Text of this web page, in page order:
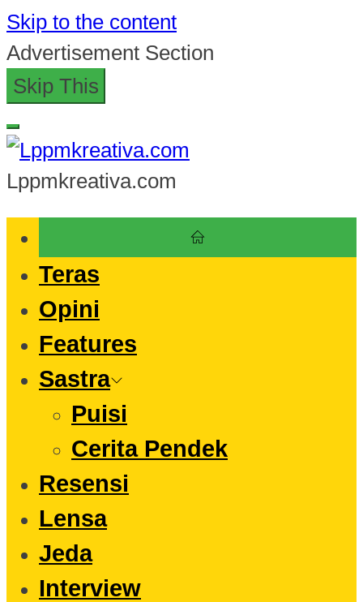
Skip to the content
Advertisement Section
Skip This
Lppmkreativa.com
Teras
Opini
Features
Sastra
Puisi
Cerita Pendek
Resensi
Lensa
Jeda
Interview